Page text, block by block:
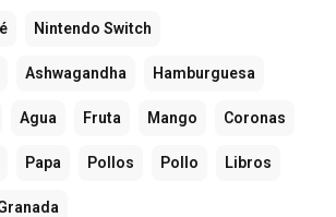
Nintendo Switch
Ashwagandha Hamburguesa
Agua Fruta Mango Coronas
Papa Pollos Pollo Libros